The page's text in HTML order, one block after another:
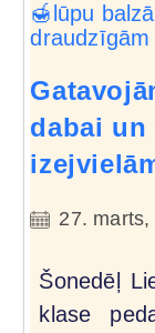
dabai un
27. marts,
Šonedēļ
klase